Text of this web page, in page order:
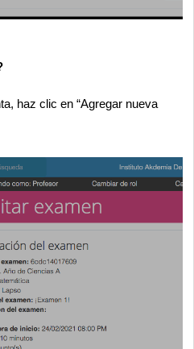
haz clic en “Agregar nueva